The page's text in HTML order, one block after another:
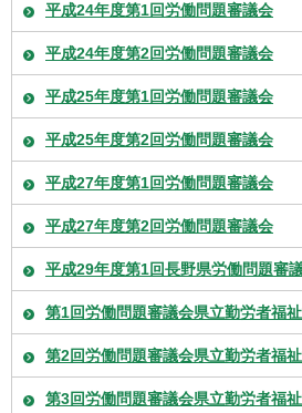
平成24年度第1回労働問題審議会
平成24年度第2回労働問題審議会
平成25年度第1回労働問題審議会
平成25年度第2回労働問題審議会
平成27年度第1回労働問題審議会
平成27年度第2回労働問題審議会
平成29年度第1回長野県労働問題審
第1回労働問題審議会県立勤労者福
第2回労働問題審議会県立勤労者福
第3回労働問題審議会県立勤労者福